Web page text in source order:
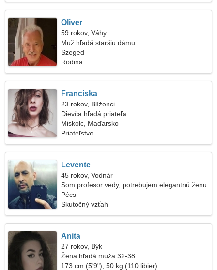
Oliver
59 rokov, Váhy
Muž hľadá staršiu dámu
Szeged
Rodina
Franciska
23 rokov, Blíženci
Dievča hľadá priateľa
Miskolc, Maďarsko
Priateľstvo
Levente
45 rokov, Vodnár
Som profesor vedy, potrebujem elegantnú ženu
Pécs
Skutočný vzťah
Anita
27 rokov, Býk
Žena hľadá muža 32-38
173 cm (5'9"), 50 kg (110 libier)